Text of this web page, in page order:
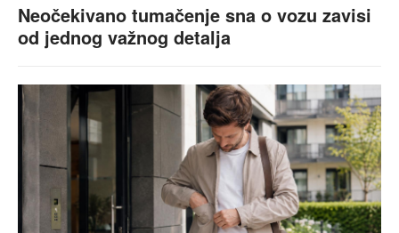
Neočekivano tumačenje sna o vozu zavisi
od jednog važnog detalja